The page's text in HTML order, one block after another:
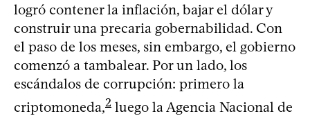
logró contener la inflación, bajar el dólar y
construir una precaria gobernabilidad. Con
el paso de los meses, sin embargo, el gobierno
comenzó a tambalear. Por un lado, los
escándalos de corrupción: primero la
criptomoneda,2 luego la Agencia Nacional de